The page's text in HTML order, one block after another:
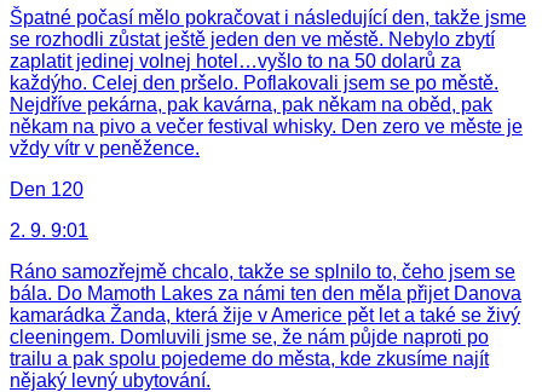
Špatné počasí mělo pokračovat i následující den, takže jsme
se rozhodli zůstat ještě jeden den ve městě. Nebylo zbytí
zaplatit jedinej volnej hotel…vyšlo to na 50 dolarů za
každýho. Celej den pršelo. Poflakovali jsem se po městě.
Nejdříve pekárna, pak kavárna, pak někam na oběd, pak
někam na pivo a večer festival whisky. Den zero ve měste je
vždy vítr v peněžence.
Den 120
2. 9. 9:01
Ráno samozřejmě chcalo, takže se splnilo to, čeho jsem se
bála. Do Mamoth Lakes za námi ten den měla přijet Danova
kamarádka Žanda, která žije v Americe pět let a také se živý
cleeningem. Domluvili jsme se, že nám půjde naproti po
trailu a pak spolu pojedeme do města, kde zkusíme najít
nějaký levný ubytování.